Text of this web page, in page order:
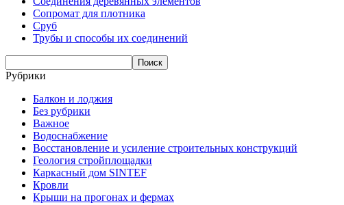
Сопромат для плотника
Сруб
Трубы и способы их соединений
Рубрики
Балкон и лоджия
Без рубрики
Важное
Водоснабжение
Восстановление и усиление строительных конструкций
Геология стройплощадки
Каркасный дом SINTEF
Кровли
Крыши на прогонах и фермах